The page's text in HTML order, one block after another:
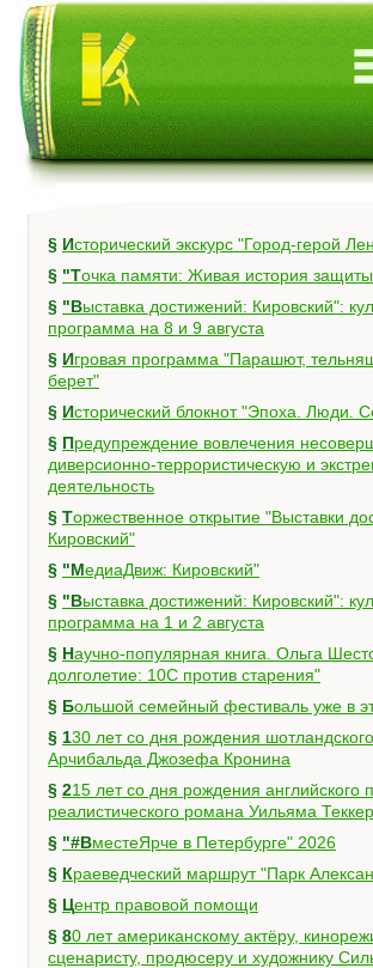
§
Исторический экскурс "Город-герой
§
"Точка памяти: Живая история
§ "Выставка достижений: Кировский": культурная
программа на 8 и 9 августа
§ Игровая программа "Парашют, тельняшка, голубой
берет"
§
Исторический блокнот "Эпоха. Люди.
§ Предупреждение вовлечения несовершеннолетних в
диверсионно-террористическую и
деятельность
§ Торжественное открытие "Выставки достижений:
Кировский"
§
"МедиаДвиж: Кировский"
§ "Выставка достижений: Кировский": культурная
программа на 1 и 2 августа
§ Научно-популярная книга. Ольга Шестова "Красивое
долголетие: 10C против старения"
§
Большой семейный фестиваль уже в
§ 130 лет со дня рождения шотландского писателя и врача
Арчибальда Джозефа Кронина
§ 215 лет со дня рождения английского писателя, мастера
реалистического романа Уильяма
§
"#ВместеЯрче в Петербурге" 2026
§
Краеведческий маршрут "Парк
§
Центр правовой помощи
§ 80 лет американскому актёру, кинорежиссёру,
сценаристу, продюсеру и художнику